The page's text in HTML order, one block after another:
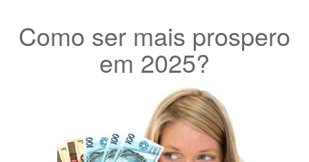
Como ser mais prospero
em 2025?